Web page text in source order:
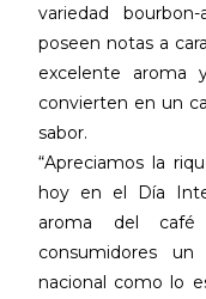
variedad
poseen notas a
excelente aroma
convierten en un
sabor.
“Apreciamos la
hoy en el Día
aroma del café
consumidores
nacional como lo